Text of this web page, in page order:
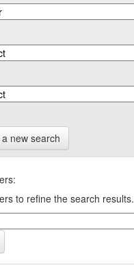
new search
to refine the search results.